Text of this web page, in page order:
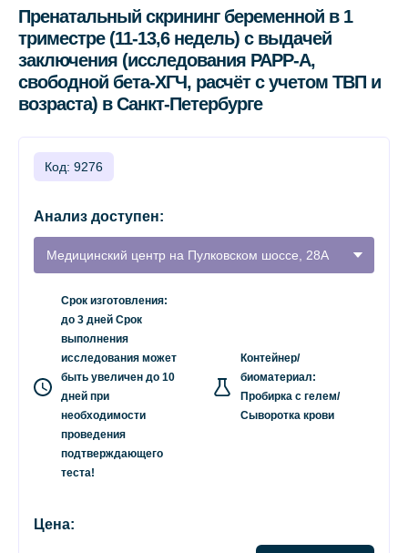
Пренатальный скрининг беременной в 1
триместре (11-13,6 недель) с выдачей
заключения (исследования РАРР-А,
свободной бета-ХГЧ, расчёт с учетом ТВП и
возраста) в Санкт-Петербурге
Код: 9276
Анализ доступен:
Медицинский центр на Пулковском шоссе, 28А
Срок изготовления:
до 3 дней Срок
выполнения
исследования может
быть увеличен до 10
дней при
необходимости
проведения
подтверждающего
теста!
Контейнер/
биоматериал:
Пробирка с гелем/
Сыворотка крови
Цена: